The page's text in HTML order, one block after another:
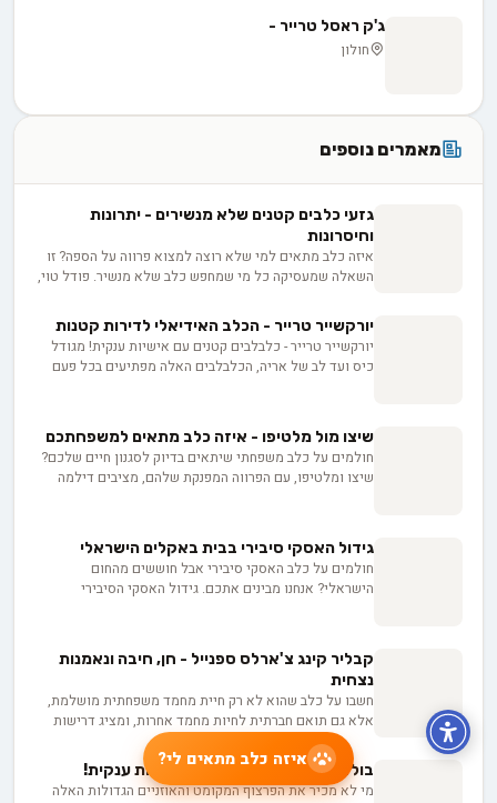
ג'ק ראסל טרייר -
חולון
מאמרים נוספים
גזעי כלבים קטנים שלא מנשירים - יתרונות
וחיסרונות
איזה כלב מתאים למי שלא רוצה למצוא פרווה על הספה? זו
השאלה שמעסיקה כל מי שמחפש כלב שלא מנשיר. פודל טוי,
עם צרכי טיפוח שונים. אבל התווית "היפואלרגני" יכולה
להטעות, ולפני שמשקיעים 3,000 עד 8,000 ש"ח בגור חשוב
לדעת בדיוק מה לשאול את המוכר כדי להבדיל בין הבטחה
למציאות.
יורקשייר טרייר - הכלב האידיאלי לדירות קטנות
יורקשייר טרייר - כלבלבים קטנים עם אישיות ענקית! מגודל
כיס ועד לב של אריה, הכלבלבים האלה מפתיעים בכל פעם
שיצו מול מלטיפו - איזה כלב מתאים למשפחתכם
חולמים על כלב משפחתי שיתאים בדיוק לסגנון חיים שלכם?
שיצו ומלטיפו, עם הפרווה המפנקת שלהם, מציבים דילמה
שדווקא שיצו יתאים יותר? פינדוג מציגה השוואה מקיפה
שתעזור לכם למצוא את הכלב המושלם בשבילכם!
גידול האסקי סיבירי בבית באקלים הישראלי
חולמים על כלב האסקי סיבירי אבל חוששים מהחום
הישראלי? אנחנו מבינים אתכם. גידול האסקי הסיבירי
לכם איך להפוך את החלום למציאות. החל מהתאמת מסגרת
המגורים ועד לבניית קשר רגשי עמוק עם בעלי החיים הנפלאים
הללו. בואו נצלול יחד לעולם המרתק של גידול האסקי
הסיבירי בבית ישראלי.
קבליר קינג צ'ארלס ספנייל - חן, חיבה ונאמנות
נצחית
חשבו על כלב שהוא לא רק חיית מחמד משפחתית מושלמת,
אלא גם תואם חברתית לחיות מחמד אחרות, ומציג דרישות
טיפוח ופעילות גופנית שניתן לנהל למדי גם עבור אנשים
עסוקים. הכירו את קבליר קינג צ'ארלס ספניאל. בין אם אתם
בעלים פוטנציאליים של קבליר או פשוט מעריצים של הגזע,
בולדוג צרפתי - כלב קטן עם אישיות ענקית!
מי לא מכיר את הפרצוף המקומט והאוזניים הגדולות האלה
איזה כלב מתאים לי?